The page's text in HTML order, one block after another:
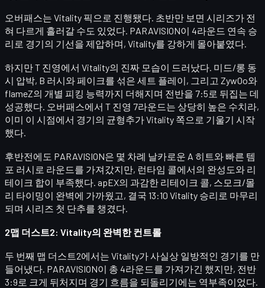
오버패스는 Vitality 픽으로 진행됐다. 초반만 보면 시리즈가 전
혀 다르게 흘러갈 수도 있었다. PARAVISION이 4라운드 연속 승
리 로 경기의 기선을 제압하며, Vitality를 강하게 몰아붙였다.
하지만 T 진영에서 Vitality의 진짜 모습이 드러났다. 미드/롱 동
시 압박, B 러시와 페이크를 섞은 세트 플레이, 그리고 ZywOo와
flameZ의 개별 피킹 능력까지 더해지며 전반을 7:5 로 뒤집는 데
성공했다. 오버패스에서 T 진영 7라운드는 상당히 높은 수치라,
이미 이 시점에서 경기의 균형추가 Vitality 쪽으로 기울기 시작
했다.
후반전에도 PARAVISION은 몇 차례 날카로운 A 히트와 빠른 템
포 러시로 라운드를 가져갔지만, 런타임 콜에서의 완성도와 리
테이크 합이 부족했다. apEX의 과감한 리테이크 콜, 스모크/몰
리 타이밍이 완벽에 가까웠고, 결국 13:10 Vitality 승리 로 마무리
되며 시리즈 첫 단추를 챙겼다.
2맵 더스트2: Vitality의 완벽한 컨트롤
두 번째 맵 더스트2에서는 Vitality가 사실상 일방적인 경기를 만
들어냈다. PARAVISION이 총 4라운드를 가져가긴 했지만, 전반
3:9로 크게 뒤처지며 경기 흐름을 되돌리기에는 역부족이었다.